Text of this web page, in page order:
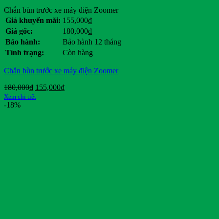
Chắn bùn trước xe máy điện Zoomer
Giá khuyến mãi: 155,000₫
Giá gốc:
180,000₫
Bảo hành:
Bảo hành 12 tháng
Tình trạng:
Còn hàng
Chắn bùn trước xe máy điện Zoomer
180,000₫ Giá
gốc
155,000₫Giá
Xem chi tiết
-18%